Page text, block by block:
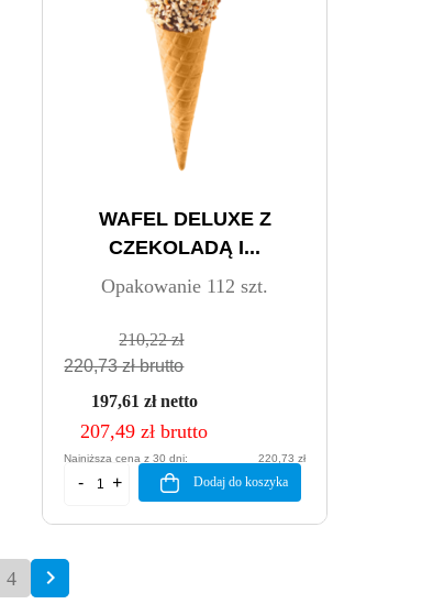
WAFEL DELUXE Z
CZEKOLADĄ I...
Opakowanie 112 szt.
210,22 zł
220,73 zł brutto
197,61 zł netto
207,49 zł brutto
Najniższa cena z 30 dni: 220,73 zł
Dodaj do koszyka
4 